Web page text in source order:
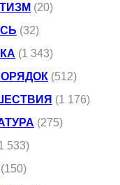
(20)
(32)
(1 343)
(512)
(1 176)
(275)
533)
(150)